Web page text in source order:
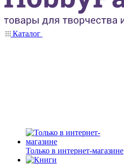
Каталог
Только в интернет-магазине